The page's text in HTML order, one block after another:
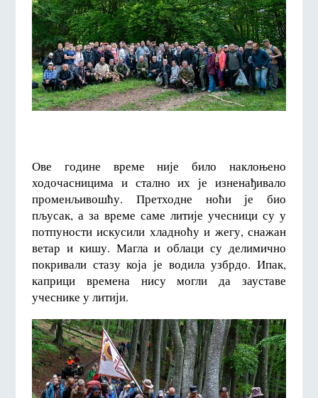
Ове године време није било наклоњено
ходочасницима и стално их је изненађивало
променљивошћу. Претходне ноћи је био
пљусак, а за време саме литије учесници су у
потпуности искусили хладноћу и жегу, снажан
ветар и кишу. Магла и облаци су делимично
покривали стазу која је водила узбрдо. Ипак,
каприци времена нису могли да зауставе
учеснике у литији.